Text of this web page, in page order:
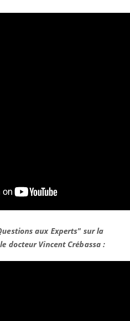
aux Experts" sur la
docteur Vincent Crébassa :